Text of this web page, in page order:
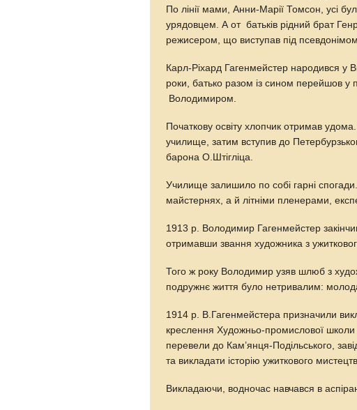
По лінії мами, Анни-Марії Томсон, усі
урядовцем. А от батьків рідний брат
режисером, що виступав під
Карл-Ріхард Гагенмейстер народився
роки, батько разом із сином перейшов у
Володимиром.
Початкову освіту хлопчик отримав
училище, затим вступив до
барона О.Штігліца.
Училище залишило по собі гарні
майстернях, а й літніми пленерами,
1913 р. Володимир Гагенмейстер
отримавши звання художника з
Того ж року Володимир узяв шлюб з
подружнє життя було нетривалим:
1914 р. В.Гагенмейстера призначили
креслення Художньо-промислової
перевели до Кам’янця-Подільського,
та викладати історію ужиткового
Викладаючи, водночас навчався в